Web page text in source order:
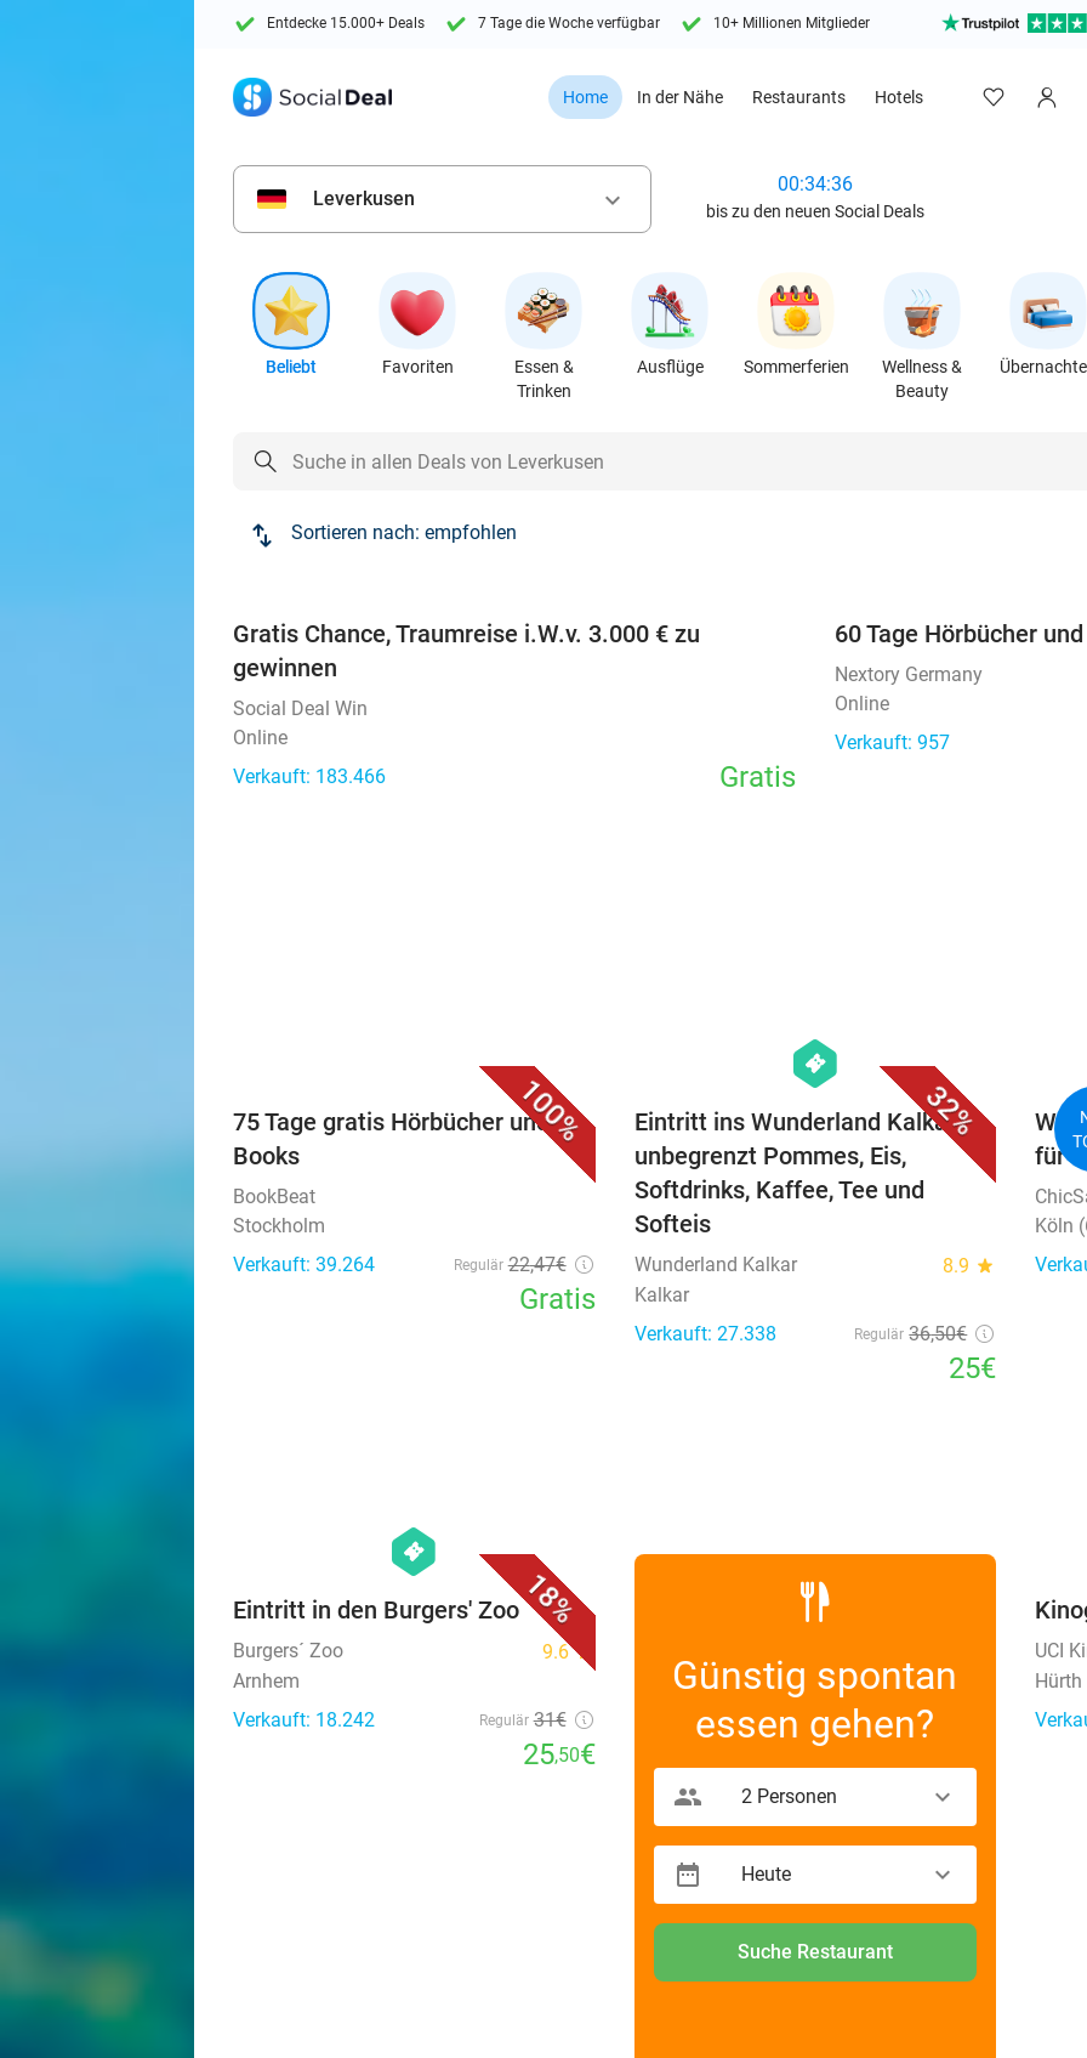
Entdecke 15.000+ Deals 7 Tage die Woche verfügbar 10+ Millionen Mitglieder
Home In der Nähe Restaurants Hotels
Leverkusen keyboard_arrow_down
00:34:34
bis zu den neuen Social Deals
Beliebt Favoriten
Essen &
Trinken
Ausflüge Sommerferien
Wellness &
Beauty
Sortieren nach: empfohlen
Gratis Chance, Traumreise i.W.v. 3.000 € zu
gewinnen
Social Deal Win
Online
Verkauft: 183.466
Gratis
60 Tage Hörbücher
Nextory Germany
Online
Verkauft: 957
100%
75 Tage gratis Hörbücher und E-
Books
BookBeat
Stockholm
Verkauft: 39.264
Regulär 22,47€
Gratis
32%
hexagon
events
Eintritt ins Wunderland Kalkar +
unbegrenzt Pommes, Eis,
Softdrinks, Kaffee, Tee und
Softeis
Wunderland Kalkar 8.9 star
Kalkar
Verkauft: 27.338
Regulär 36,50€
25€
für
Köln
18%
hexagon
events
Eintritt in den Burgers' Zoo
Burgers´ Zoo 9.6star
Arnhem
Verkauft: 18.242
Regulär 31€
25,50€
Günstig spontan
essen gehen?
2 Personen
Heute
Suche Restaurant
UCI